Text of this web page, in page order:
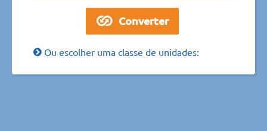
Ou escolher uma classe de unidades: